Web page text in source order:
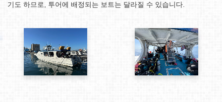
기도 하므로, 투어에 배정되는 보트는 달라질 수 있습니다.